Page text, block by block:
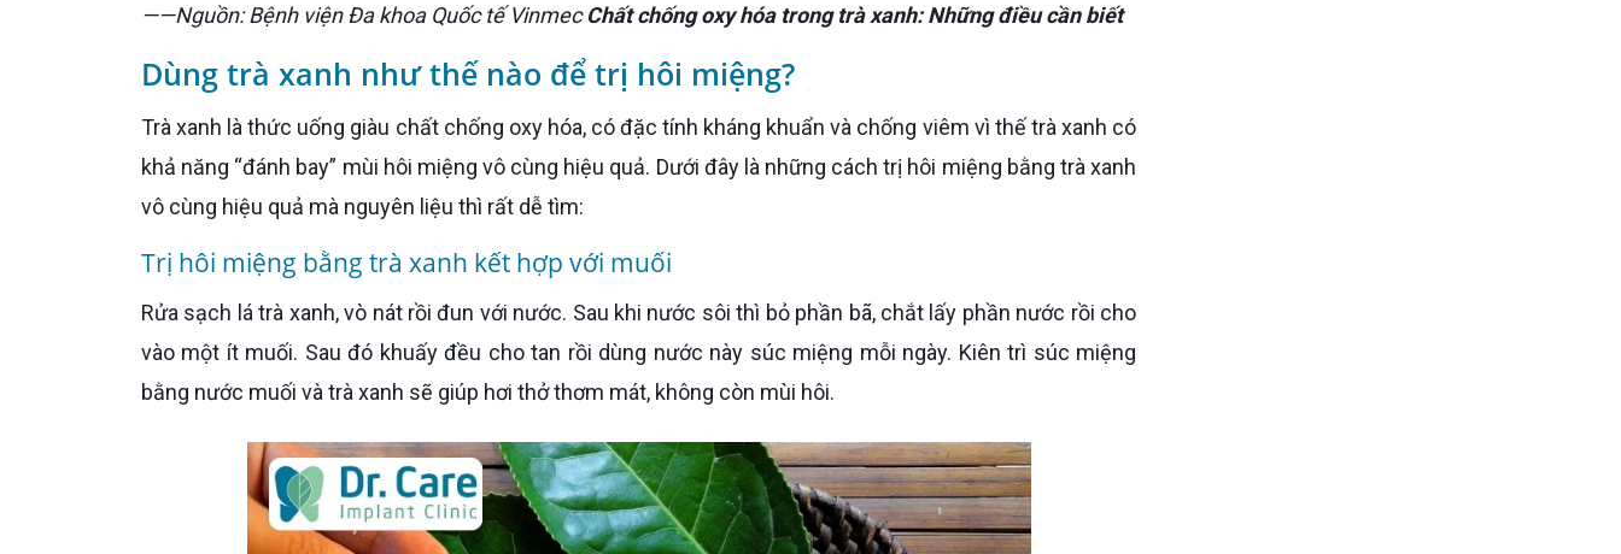
——Nguồn: Bệnh viện Đa khoa Quốc tế VinmecChất chống oxy hóa trong trà xanh: Những điều cần biết
Dùng trà xanh như thế nào để trị hôi miệng?
Trà xanh là thức uống giàu chất chống oxy hóa, có đặc tính kháng khuẩn và chống viêm vì thế trà xanh có
khả năng “đánh bay” mùi hôi miệng vô cùng hiệu quả. Dưới đây là những cách trị hôi miệng bằng trà xanh
vô cùng hiệu quả mà nguyên liệu thì rất dễ tìm:
Trị hôi miệng bằng trà xanh kết hợp với muối
Rửa sạch lá trà xanh, vò nát rồi đun với nước. Sau khi nước sôi thì bỏ phần bã, chắt lấy phần nước rồi cho
vào một ít muối. Sau đó khuấy đều cho tan rồi dùng nước này súc miệng mỗi ngày. Kiên trì súc miệng
bằng nước muối và trà xanh sẽ giúp hơi thở thơm mát, không còn mùi hôi.